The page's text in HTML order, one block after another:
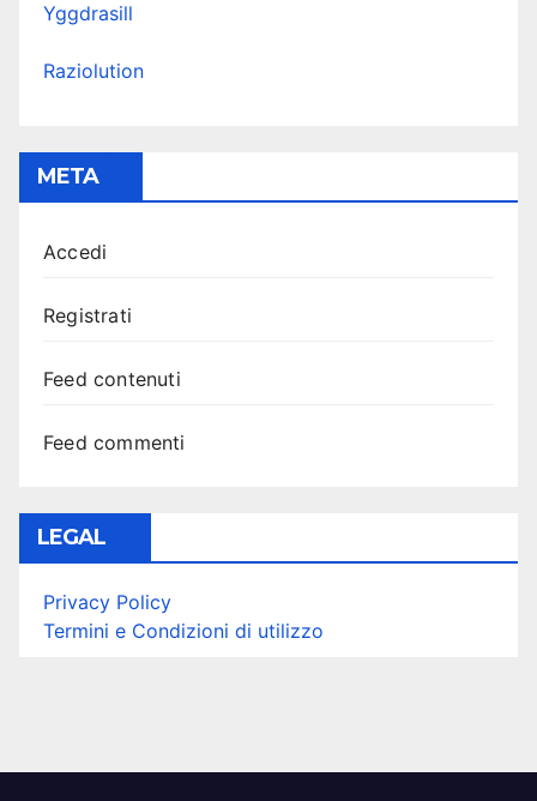
Yggdrasill
Raziolution
META
Accedi
Registrati
Feed contenuti
Feed commenti
LEGAL
Privacy Policy
Termini e Condizioni di utilizzo